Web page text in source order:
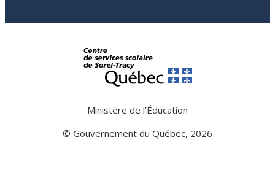
Ministère de l’Éducation
© Gouvernement du Québec, 2026